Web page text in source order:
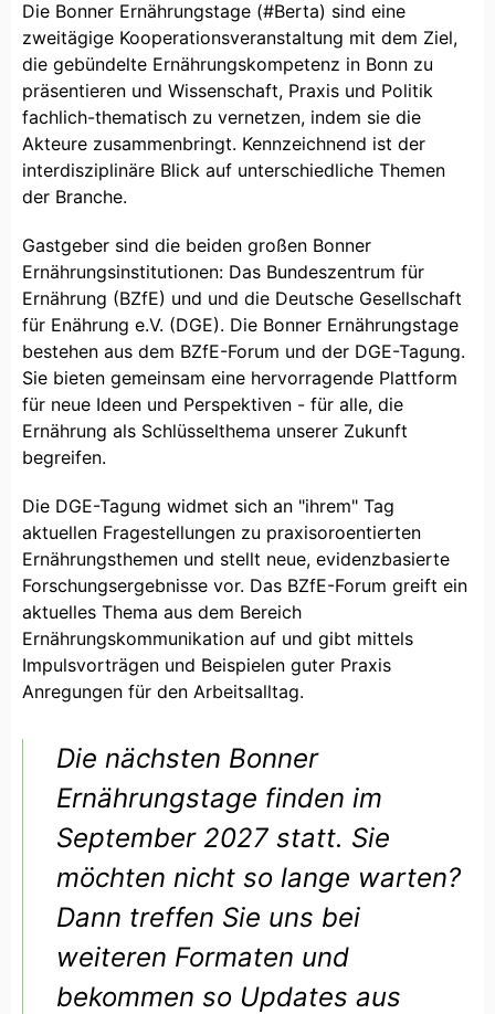
Die Bonner Ernährungstage (#Berta) sind eine
zweitägige Kooperationsveranstaltung mit dem Ziel,
die gebündelte Ernährungskompetenz in Bonn zu
präsentieren und Wissenschaft, Praxis und Politik
fachlich-thematisch zu vernetzen, indem sie die
Akteure zusammenbringt. Kennzeichnend ist der
interdisziplinäre Blick auf unterschiedliche Themen
der Branche.
Gastgeber sind die beiden großen Bonner
Ernährungsinstitutionen: Das Bundeszentrum für
Ernährung (BZfE) und und die Deutsche Gesellschaft
für Enährung e.V. (DGE). Die Bonner Ernährungstage
bestehen aus dem BZfE-Forum und der DGE-Tagung.
Sie bieten gemeinsam eine hervorragende Plattform
für neue Ideen und Perspektiven - für alle, die
Ernährung als Schlüsselthema unserer Zukunft
begreifen.
Die DGE-Tagung widmet sich an "ihrem" Tag
aktuellen Fragestellungen zu praxisoroentierten
Ernährungsthemen und stellt neue, evidenzbasierte
Forschungsergebnisse vor. Das BZfE-Forum greift ein
aktuelles Thema aus dem Bereich
Ernährungskommunikation auf und gibt mittels
Impulsvorträgen und Beispielen guter Praxis
Anregungen für den Arbeitsalltag.
Die nächsten Bonner
Ernährungstage finden im
September 2027 statt. Sie
möchten nicht so lange warten?
Dann treffen Sie uns bei
weiteren Formaten und
bekommen so Updates aus